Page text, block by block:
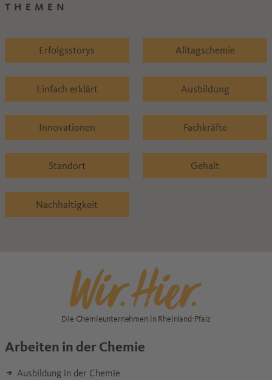
THEMEN
Erfolgsstorys Alltagschemie
Einfach erklärt Ausbildung
Innovationen Fachkräfte
Standort Gehalt
Nachhaltigkeit
Die Chemieunternehmen in Rheinland-Pfalz
Arbeiten in der Chemie
Ausbildung in der Chemie